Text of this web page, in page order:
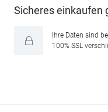
Sicheres einkaufen
Ihre Daten sind
100% SSL